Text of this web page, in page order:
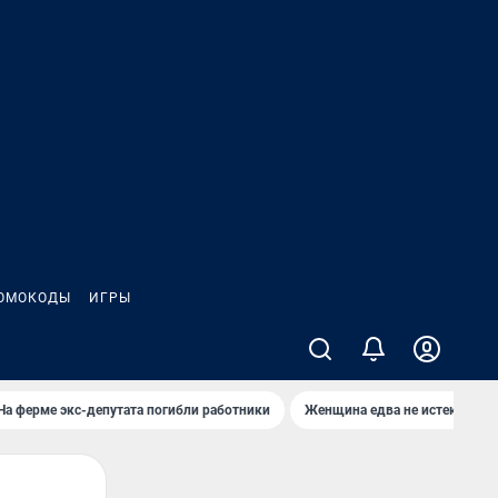
ИГРЫ
ферме экс-депутата погибли работники Женщина едва не истекла